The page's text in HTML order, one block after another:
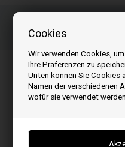
Cookies
Wir verwenden Cookies,
Ihre Präferenzen zu
Unten können Sie Cookies
Namen der verschiedenen
wofür sie verwendet
Ihre Bestellung